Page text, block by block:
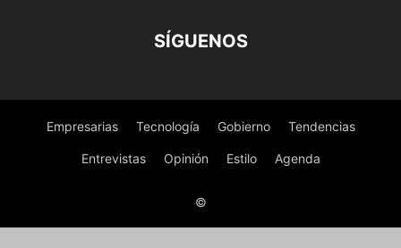
SÍGUENOS
Empresarias Tecnología Gobierno Tendencias
Entrevistas Opinión Estilo Agenda
©